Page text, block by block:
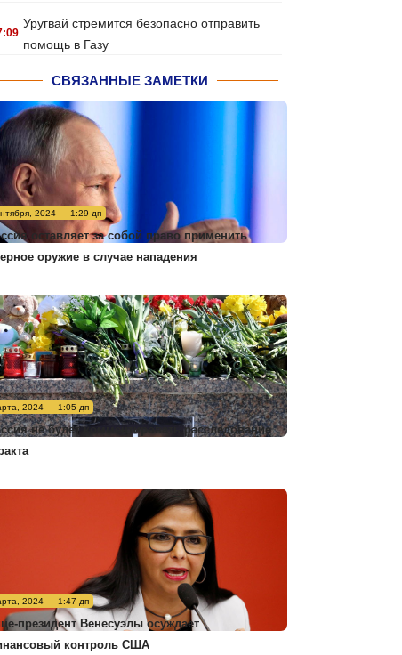
Уругвай стремится безопасно отправить
помощь в Газу
СВЯЗАННЫЕ ЗАМЕТКИ
2024 1:29 дп
оставляет за собой право применить
оружие в случае нападения
2024 1:05 дп
не будет комментировать расследование
2024 1:47 дп
президент Венесуэлы осуждает
контроль США